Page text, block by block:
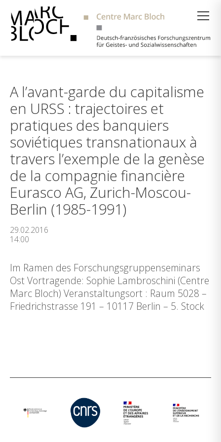
A l’avant-garde du capitalisme
en URSS : trajectoires et
pratiques des banquiers
soviétiques transnationaux à
travers l’exemple de la genèse
de la compagnie financière
Eurasco AG, Zurich-Moscou-
Berlin (1985-1991)
29.02.2016
14:00
Im Ramen des Forschungsgruppenseminars
Ost Vortragende: Sophie Lambroschini (Centre
Marc Bloch) Veranstaltungsort : Raum 5028 –
Friedrichstrasse 191 – 10117 Berlin – 5. Stock